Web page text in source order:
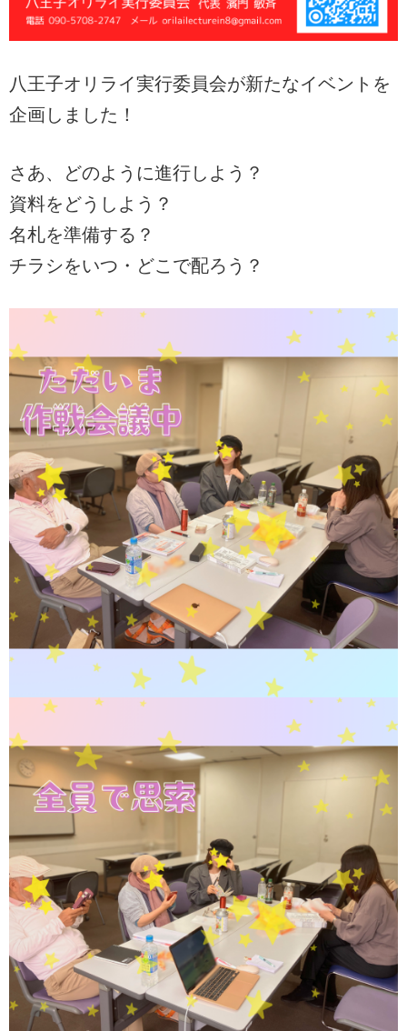
八王子オリライ実行委員会が新たなイベントを
企画しました！
さあ、どのように進行しよう？
資料をどうしよう？
名札を準備する？
チラシをいつ・どこで配ろう？